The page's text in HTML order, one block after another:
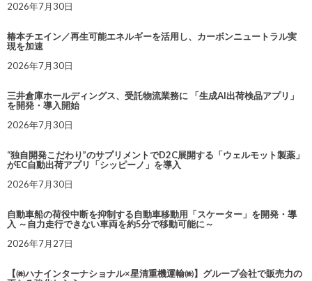
2026年7月30日
椿本チエイン／再生可能エネルギーを活用し、カーボンニュートラル実
現を加速
2026年7月30日
三井倉庫ホールディングス、受託物流業務に 「生成AI出荷検品アプリ」
を開発・導入開始
2026年7月30日
“独自開発こだわり”のサプリメントでD2C展開する「ウェルモット製薬」
がEC自動出荷アプリ「シッピーノ」を導入
2026年7月30日
自動車船の荷役中断を抑制する自動車移動用「スケーター」を開発・導
入 ～自力走行できない車両を約5分で移動可能に～
2026年7月27日
【㈱ハナインターナショナル×星清重機運輸㈱】グループ会社で販売力の